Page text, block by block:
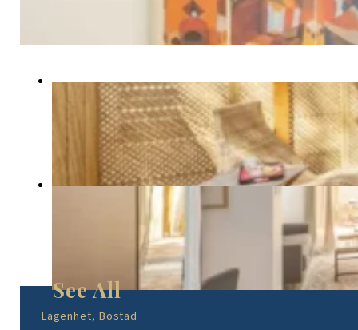
Lägenhet, Bostad